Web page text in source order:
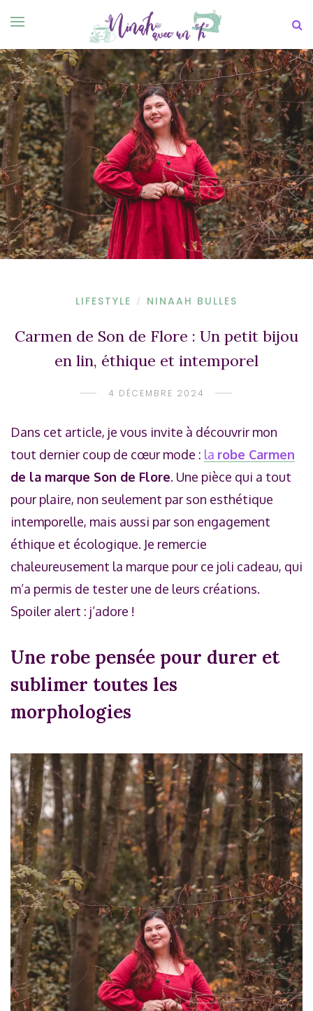
LIFESTYLE / NINAAH BULLES
Carmen de Son de Flore : Un petit bijou
en lin, éthique et intemporel
4 DÉCEMBRE 2024
Dans cet article, je vous invite à découvrir mon
tout dernier coup de cœur mode : la robe Carmen
de la marque Son de Flore. Une pièce qui a tout
pour plaire, non seulement par son esthétique
intemporelle, mais aussi par son engagement
éthique et écologique. Je remercie
chaleureusement la marque pour ce joli cadeau, qui
m’a permis de tester une de leurs créations.
Spoiler alert : j’adore !
Une robe pensée pour durer et
sublimer toutes les
morphologies